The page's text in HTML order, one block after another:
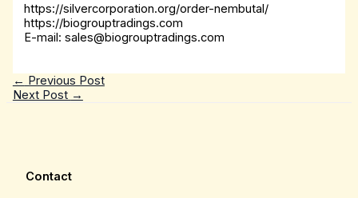
https://silvercorporation.org/order-nembutal/
https://biogrouptradings.com
E-mail: sales@biogrouptradings.com
← Previous Post
Next Post →
Contact